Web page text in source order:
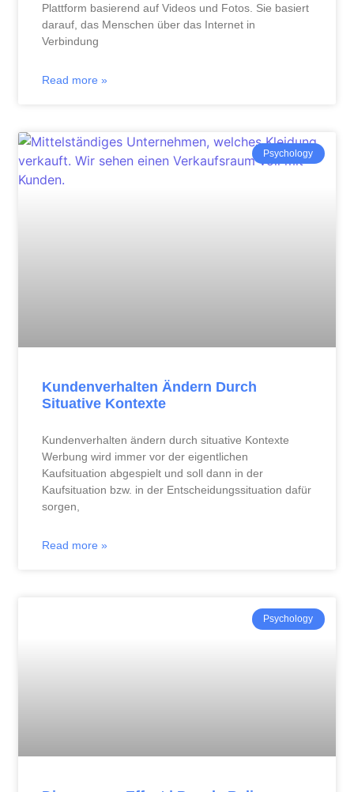
Plattform basierend auf Videos und Fotos. Sie basiert
darauf, das Menschen über das Internet in
Verbindung
Read more »
Psychology
Kundenverhalten Ändern Durch
Situative Kontexte
Kundenverhalten ändern durch situative Kontexte
Werbung wird immer vor der eigentlichen
Kaufsituation abgespielt und soll dann in der
Kaufsituation bzw. in der Entscheidungssituation dafür
sorgen,
Read more »
Psychology